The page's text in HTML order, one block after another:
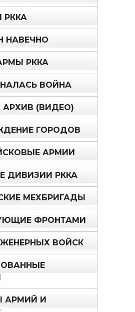
РККА
НАВЕЧНО
РККА
ВОЙНА
(ВИДЕО)
ГОРОДОВ
АРМИИ
ДИВИЗИИ РККА
МЕХБРИГАДЫ
ФРОНТАМИ
ВОЙСК
АРМИЙ И